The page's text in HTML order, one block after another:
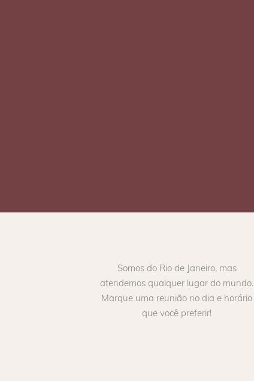
Somos do Rio de Janeiro, mas
atendemos qualquer lugar do mundo.
Marque uma reunião no dia e horário
que você preferir!